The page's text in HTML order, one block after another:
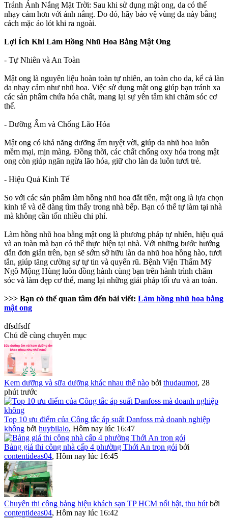
Tránh Ánh Nắng Mặt Trời: Sau khi sử dụng mật ong, da có thể
nhạy cảm hơn với ánh nắng. Do đó, hãy bảo vệ vùng da này bằng
cách mặc áo lót khi ra ngoài.
Lợi Ích Khi Làm Hồng Nhũ Hoa Bằng Mật Ong
- Tự Nhiên và An Toàn
Mật ong là nguyên liệu hoàn toàn tự nhiên, an toàn cho da, kể cả làn
da nhạy cảm như nhũ hoa. Việc sử dụng mật ong giúp bạn tránh xa
các sản phẩm chứa hóa chất, mang lại sự yên tâm khi chăm sóc cơ
thể.
- Dưỡng Ẩm và Chống Lão Hóa
Mật ong có khả năng dưỡng ẩm tuyệt vời, giúp da nhũ hoa luôn
mềm mại, mịn màng. Đồng thời, các chất chống oxy hóa trong mật
ong còn giúp ngăn ngừa lão hóa, giữ cho làn da luôn tươi trẻ.
- Hiệu Quả Kinh Tế
So với các sản phẩm làm hồng nhũ hoa đắt tiền, mật ong là lựa chọn
kinh tế và dễ dàng tìm thấy trong nhà bếp. Bạn có thể tự làm tại nhà
mà không cần tốn nhiều chi phí.
Làm hồng nhũ hoa bằng mật ong là phương pháp tự nhiên, hiệu quả
và an toàn mà bạn có thể thực hiện tại nhà. Với những bước hướng
dẫn đơn giản trên, bạn sẽ sớm sở hữu làn da nhũ hoa hồng hào, tươi
tắn, giúp tăng cường sự tự tin và quyến rũ. Bệnh Viện Thẩm Mỹ
Ngô Mộng Hùng luôn đồng hành cùng bạn trên hành trình chăm
sóc và làm đẹp cơ thể, mang lại những giải pháp tối ưu và an toàn.
>>> Bạn có thể quan tâm đến bài viết: Làm hồng nhũ hoa bằng
mật ong
dfsdfsdf
Chủ đề cùng chuyên mục
Kem dưỡng và sữa dưỡng khác nhau thế nào bởi thudaumot, 28
phút trước
Top 10 ưu điểm của Công tắc áp suất Danfoss mà doanh nghiệp
không bởi huybilalo, Hôm nay lúc 16:47
Bảng giá thi công nhà cấp 4 phường Thới An trọn gói bởi
contentideas04, Hôm nay lúc 16:45
Chuyên thi công bảng hiệu khách sạn TP HCM nổi bật, thu hút bởi
contentideas04, Hôm nay lúc 16:42